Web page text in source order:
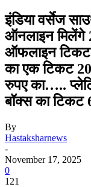
इंडिया वर्सेज
ऑनलाइन मिलेंगे
ऑफलाइन टिकट
का एक टिकट
रुपए का…..
बॉक्स का टिकट
By
Hastaksharnews
-
November 17, 2025
0
121